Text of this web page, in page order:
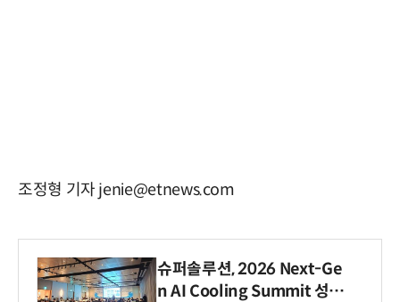
조정형 기자 jenie@etnews.com
슈퍼솔루션, 2026 Next-Ge
n AI Cooling Summit 성황